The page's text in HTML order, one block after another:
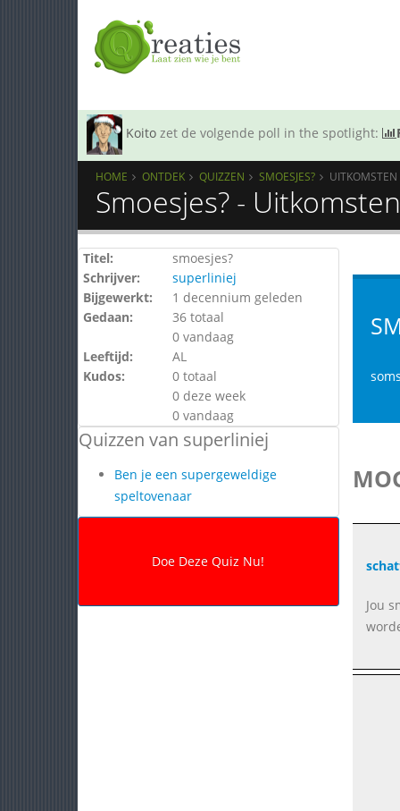
Koito zet de volgende poll in the spotlight:
HOME ONTDEK QUIZZEN SMOESJES? UITKOMSTEN
Smoesjes? - Uitkomsten
Titel:
smoesjes?
Schrijver:
superliniej
Bijgewerkt:
1 decennium geleden
Gedaan:
36 totaal
0 vandaag
Leeftijd:
AL
Kudos:
0 totaal
0 deze week
0 vandaag
Quizzen van superliniej
Ben je een supergeweldige
speltovenaar
Jou